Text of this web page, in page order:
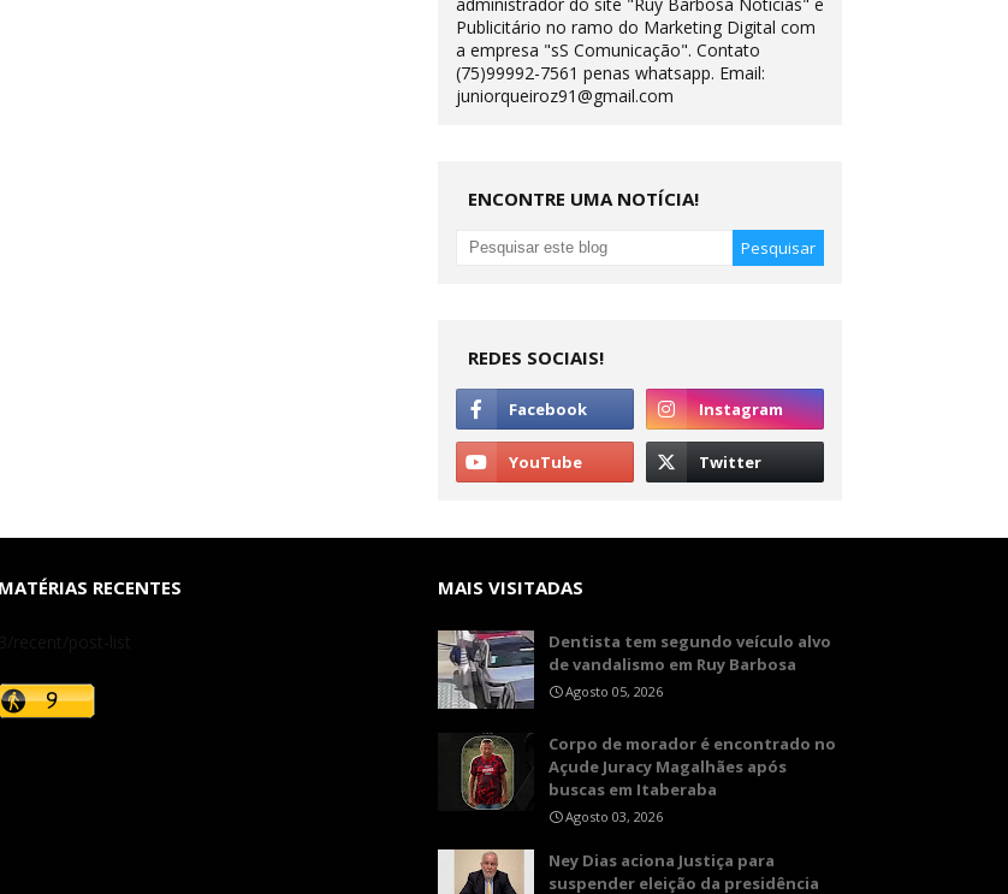
Publicitário no ramo do Marketing Digital com
a empresa "sS Comunicação". Contato
(75)99992-7561 penas whatsapp. Email:
juniorqueiroz91@gmail.com
ENCONTRE UMA NOTÍCIA!
REDES SOCIAIS!
MATÉRIAS RECENTES
3/recent/post-list
MAIS VISITADAS
Dentista tem segundo veículo alvo
de vandalismo em Ruy Barbosa
Agosto 05, 2026
Corpo de morador é encontrado no
Açude Juracy Magalhães após
buscas em Itaberaba
Agosto 03, 2026
Ney Dias aciona Justiça para
suspender eleição da presidência